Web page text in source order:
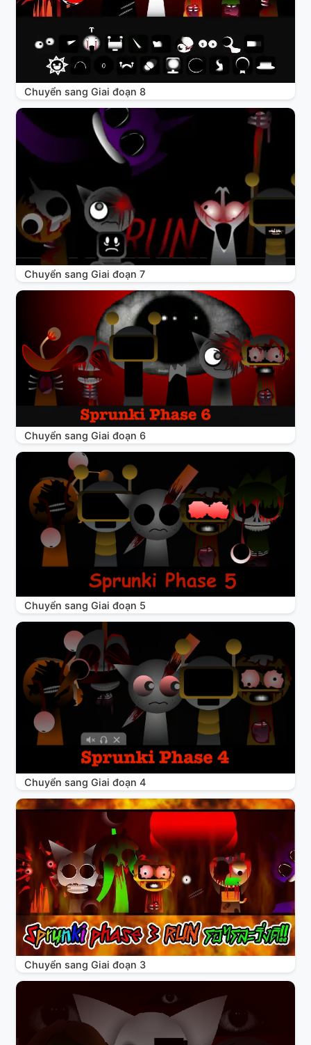
Chuyển sang Giai đoạn 8
Chuyển sang Giai đoạn 7
Chuyển sang Giai đoạn 6
Chuyển sang Giai đoạn 5
Chuyển sang Giai đoạn 4
Chuyển sang Giai đoạn 3